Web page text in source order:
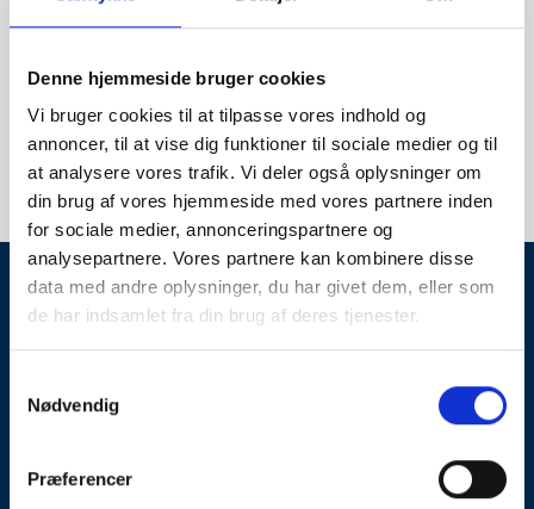
Denne hjemmeside bruger cookies
Vi bruger cookies til at tilpasse vores indhold og
annoncer, til at vise dig funktioner til sociale medier og til
at analysere vores trafik. Vi deler også oplysninger om
din brug af vores hjemmeside med vores partnere inden
for sociale medier, annonceringspartnere og
analysepartnere. Vores partnere kan kombinere disse
data med andre oplysninger, du har givet dem, eller som
de har indsamlet fra din brug af deres tjenester.
Nødvendig
Præferencer
especially in environments with high humidity, such
conductive spaces, silos, and chemical rooms.
Back to the dictionary
Need help?
Contact us
+45 70 26 02 11
contact@electricon.dk
Lightning Protection